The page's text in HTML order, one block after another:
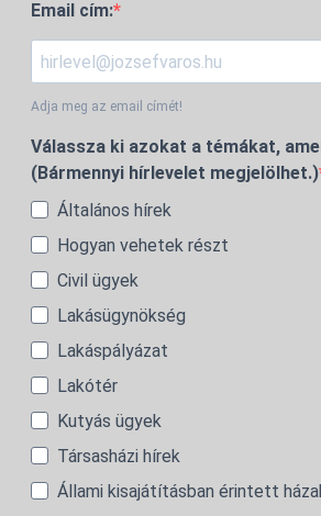
Email cím:
Adja meg az email címét!
Válassza ki azokat a témákat,
(Bármennyi hírlevelet megjelölhet.)
Általános hírek
Hogyan vehetek részt
Civil ügyek
Lakásügynökség
Lakáspályázat
Lakótér
Kutyás ügyek
Társasházi hírek
Állami kisajátításban érintett